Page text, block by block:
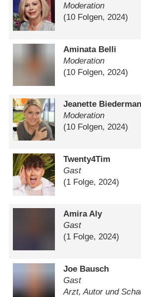
Moderation
(10 Folgen, 2024)
Aminata Belli
Moderation
(10 Folgen, 2024)
Jeanette
Moderation
(10 Folgen, 2024)
Twenty4Tim
Gast
(1 Folge, 2024)
Amira Aly
Gast
(1 Folge, 2024)
Joe Bausch
Gast
Arzt, Autor und